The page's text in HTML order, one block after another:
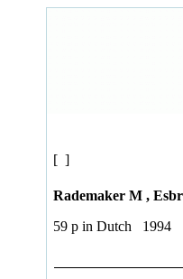
[ ]
Rademaker M ,
59 p in Dutch 1994